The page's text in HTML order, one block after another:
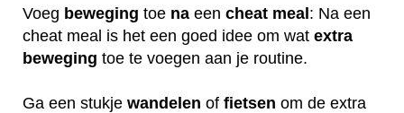
Voeg beweging toe na een cheat meal: Na een
cheat meal is het een goed idee om wat extra
beweging toe te voegen aan je routine.
Ga een stukje wandelen of fietsen om de extra